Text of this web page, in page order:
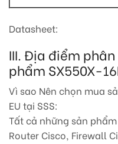
Datasheet:
III. Địa điểm
phẩm SX550X-
Vì sao Nên chọn mua
EU tại SSS:
Tất cả những sản
Router Cisco, Firewall